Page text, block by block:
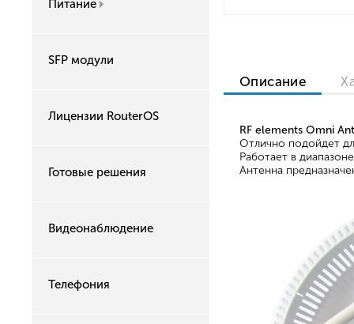
Питание
SFP модули
Лицензии RouterOS
Готовые решения
Видеонаблюдение
Телефония
Описание
RF elements Omni
Отлично подойдет
Работает в
Антенна